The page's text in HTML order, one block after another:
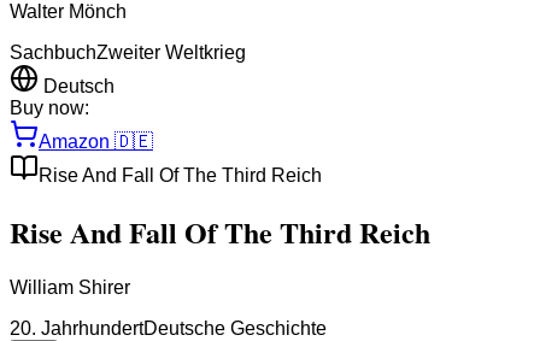
Walter Mönch
SachbuchZweiter Weltkrieg
Deutsch
Buy now:
Amazon 🇩🇪
Rise And Fall Of The Third Reich
Rise And Fall Of The Third Reich
William Shirer
20. JahrhundertDeutsche Geschichte